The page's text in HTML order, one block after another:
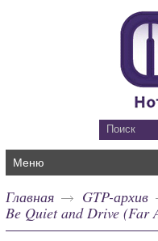
Меню
Главная GTP-архив
Be Quiet and Drive (Far